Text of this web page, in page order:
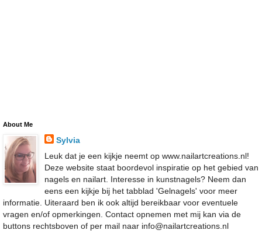
About Me
Sylvia
Leuk dat je een kijkje neemt op www.nailartcreations.nl!
Deze website staat boordevol inspiratie op het gebied van
nagels en nailart. Interesse in kunstnagels? Neem dan
eens een kijkje bij het tabblad 'Gelnagels' voor meer
informatie. Uiteraard ben ik ook altijd bereikbaar voor eventuele
vragen en/of opmerkingen. Contact opnemen met mij kan via de
buttons rechtsboven of per mail naar info@nailartcreations.nl